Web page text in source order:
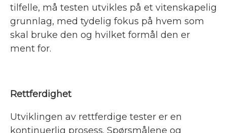
tilfelle, må testen utvikles på et vitenskapelig
grunnlag, med tydelig fokus på hvem som
skal bruke den og hvilket formål den er
ment for.
Rettferdighet
Utviklingen av rettferdige tester er en
kontinuerlig prosess. Spørsmålene og